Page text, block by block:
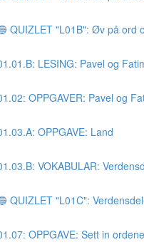
QUIZLET "L01B": Øv på ord
LESING: Pavel og
OPPGAVER: Pavel og
OPPGAVE: Land
VOKABULAR:
QUIZLET "L01C":
OPPGAVE: Sett in